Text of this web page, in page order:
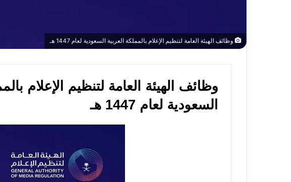
وظائف الهيئة العامة لتنظيم الإعلام بالمملكة العربية السعودية لعام 1447 هـ
وظائف الهيئة العامة لتنظيم الإعلام
السعودية لعام 1447 هـ